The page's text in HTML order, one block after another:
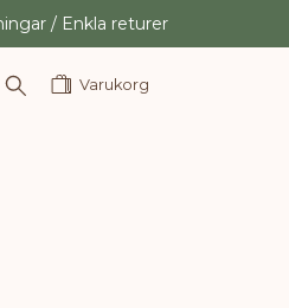
/ Enkla returer
Varukorg